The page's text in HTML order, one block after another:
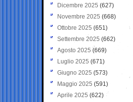
Dicembre 2025 (627)
Novembre 2025 (668)
Ottobre 2025 (651)
Settembre 2025 (662)
Agosto 2025 (669)
Luglio 2025 (671)
Giugno 2025 (573)
Maggio 2025 (591)
Aprile 2025 (622)